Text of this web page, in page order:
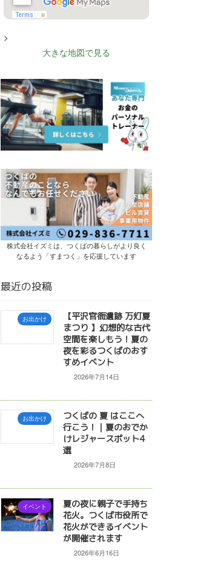
>
大きな地図で見る
株式会社イズミは、つくばの暮らしがより良く
なるよう「すまつく」を応援しています
最近の投稿
お出かけ
【平沢官衙遺跡 万灯夏
まつり 】幻想的な古代
空間を楽しもう！夏の
夜を彩るつくばのおす
すめイベント
2026年7月14日
お出かけ
つくばの 夏 はここへ
行こう！｜夏のおでか
けレジャースポット4
選
2026年7月8日
イベント
夏の夜に親子で手持ち
花火。つくば市役所で
花火ができるイベント
が開催されます
2026年6月16日